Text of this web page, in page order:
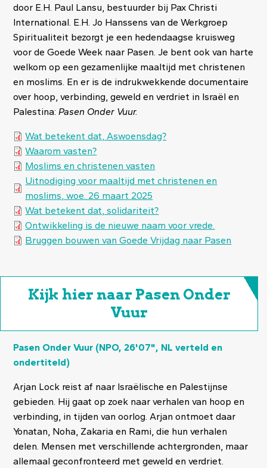
door E.H. Paul Lansu, bestuurder bij Pax Christi
International. E.H. Jo Hanssens van de Werkgroep
Spiritualiteit bezorgt je een hedendaagse kruisweg
voor de Goede Week naar Pasen. Je bent ook van harte
welkom op een gezamenlijke maaltijd met christenen
en moslims. En er is de indrukwekkende documentaire
over hoop, verbinding, geweld en verdriet in Israël en
Palestina:Pasen Onder Vuur.
Document
Wat betekent dat, Aswoensdag?
Document
Waarom vasten?
Document
Moslims en christenen vasten
Document
Uitnodiging voor maaltijd met christenen en
moslims, woe. 26 maart 2025
Document
Wat betekent dat, solidariteit?
Document
Ontwikkeling is de nieuwe naam voor vrede.
Document
Bruggen bouwen van Goede Vrijdag naar Pasen
Kijk hier naar Pasen Onder
Vuur
Pasen Onder Vuur (NPO, 26'07", NL verteld en
ondertiteld)
Arjan Lock reist af naar Israëlische en Palestijnse
gebieden. Hij gaat op zoek naar verhalen van hoop en
verbinding, in tijden van oorlog. Arjan ontmoet daar
Yonatan, Noha, Zakaria en Rami, die hun verhalen
delen. Mensen met verschillende achtergronden, maar
allemaal geconfronteerd met geweld en verdriet.